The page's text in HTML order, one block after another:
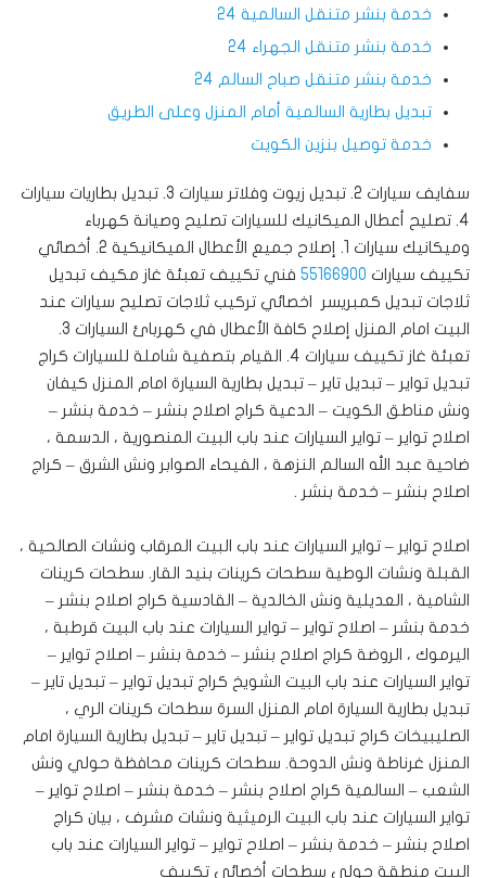
خدمة بنشر متنقل السالمية 24
خدمة بنشر متنقل الجهراء 24
خدمة بنشر متنقل صباح السالم 24
تبديل بطارية السالمية أمام المنزل وعلى الطريق
خدمة توصيل بنزين الكويت
سفايف سيارات 2. تبديل زيوت وفلاتر سيارات 3. تبديل بطاريات سيارات
4. تصليح أعطال الميكانيك للسيارات ‎تصليح وصيانة كهرباء
وميكانيك سيارات 1. إصلاح جميع الأعطال الميكانيكية 2. أخصائي
تكييف سيارات 55166900 فني تكييف تعبئة غاز مكيف تبديل
ثلاجات تبديل كمبريسر اخصائي تركيب ثلاجات تصليح سيارات عند
البيت امام المنزل إصلاح كافة الأعطال في كهربائ السيارات 3.
تعبئة غاز تكييف سيارات 4. القيام بتصفية شاملة للسيارات ‎كراج
تبديل تواير – تبديل تاير – تبديل بطارية السيارة امام المنزل كيفان
ونش مناطق الكويت – الدعية كراج اصلاح بنشر – خدمة بنشر –
اصلاح تواير – تواير السيارات عند باب البيت المنصورية ، الدسمة ،
ضاحية عبد الله السالم النزهة ، الفيحاء ‎الصوابر ونش الشرق – كراج
اصلاح بنشر – خدمة بنشر .
اصلاح تواير – تواير السيارات عند باب البيت المرقاب ونشات الصالحية ،
القبلة ونشات الوطية سطحات كرينات بنيد القار. ‎سطحات كرينات
الشامية ، العديلية ونش الخالدية – القادسية كراج اصلاح بنشر –
خدمة بنشر – اصلاح تواير – تواير السيارات عند باب البيت قرطبة ،
اليرموك ، الروضة كراج اصلاح بنشر – خدمة بنشر – اصلاح تواير –
تواير السيارات عند باب البيت الشويخ كراج تبديل تواير – تبديل تاير –
تبديل بطارية السيارة امام المنزل السرة سطحات كرينات الري ،
الصليبيخات كراج تبديل تواير – تبديل تاير – تبديل بطارية السيارة امام
المنزل غرناطة ونش الدوحة. ‎سطحات كرينات محافظة حولي ونش
الشعب – السالمية كراج اصلاح بنشر – خدمة بنشر – اصلاح تواير –
تواير السيارات عند باب البيت الرميثية ونشات مشرف ، بيان كراج
اصلاح بنشر – خدمة بنشر – اصلاح تواير – تواير السيارات عند باب
البيت منطقة حولي سطحات أخصائي تكييف